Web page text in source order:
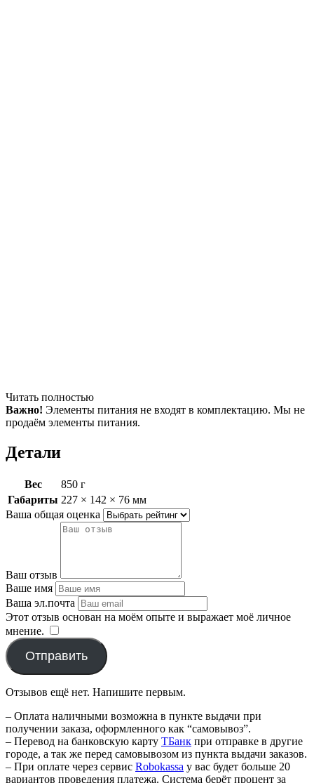
Читать полностью
Важно! Элементы питания не входят в комплектацию. Мы не
продаём элементы питания.
Детали
Вес
850 г
Габариты 227 × 142 × 76 мм
Ваша общая оценка
Ваш отзыв
Ваше имя
Ваша эл.почта
Этот отзыв основан на моём опыте и выражает моё личное
мнение.
Отправить
Отзывов ещё нет. Напишите первым.
– Оплата наличными возможна в пункте выдачи при
получении заказа, оформленного как “самовывоз”.
– Перевод на банковскую карту TБанк при отправке в другие
городе, а так же перед самовывозом из пункта выдачи заказов.
– При оплате через сервис Robokassa у вас будет больше 20
вариантов проведения платежа. Система берёт процент за